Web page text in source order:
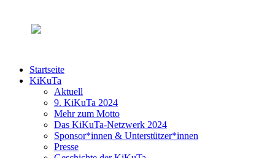
Startseite
KiKuTa
Aktuell
9. KiKuTa 2024
Mehr zum Motto
Das KiKuTa-Netzwerk 2024
Sponsor*innen & Unterstützer*innen
Presse